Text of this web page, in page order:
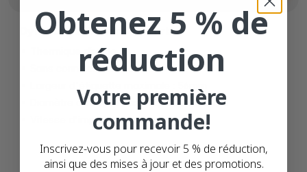
Dymo LabelWriter 450 Turbo
Thermique directe
Sans connexion réseau
Diamètre du noyau des étiquettes : 25mm
Vitesse d'impression : 100mm/s
Obtenez 5 % de
réduction
Votre première
commande!
Inscrivez-vous pour recevoir 5 % de réduction,
ainsi que des mises à jour et des promotions.